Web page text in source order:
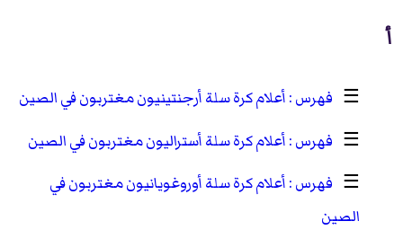
أ
☰
أعلام كرة سلة أرجنتينيون مغتربون في الصين
☰
أعلام كرة سلة أستراليون مغتربون في الصين
☰
أعلام كرة سلة أوروغويانيون مغتربون في
الصين